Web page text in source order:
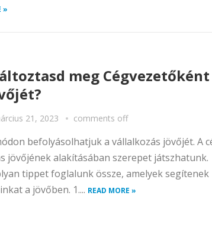
»
meg Cégvezetőként
21, 2023 comments off
befolyásolhatjuk a vállalkozás jövőjét. A
jövőjének alakításában szerepet játszhatunk.
tippet foglalunk össze, amelyek segítenek
a jövőben. 1.... READ MORE »